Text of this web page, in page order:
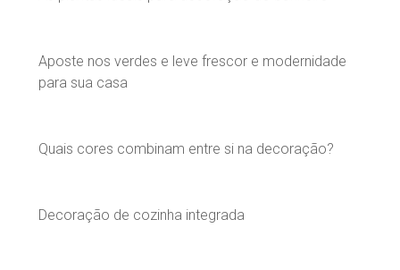
Aposte nos verdes e leve frescor e modernidade
para sua casa
Quais cores combinam entre si na decoração?
Decoração de cozinha integrada